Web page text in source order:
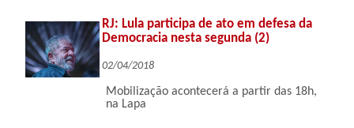
RJ: Lula participa de ato em defesa da
Democracia nesta segunda (2)
02/04/2018
Mobilização acontecerá a partir das 18h,
na Lapa